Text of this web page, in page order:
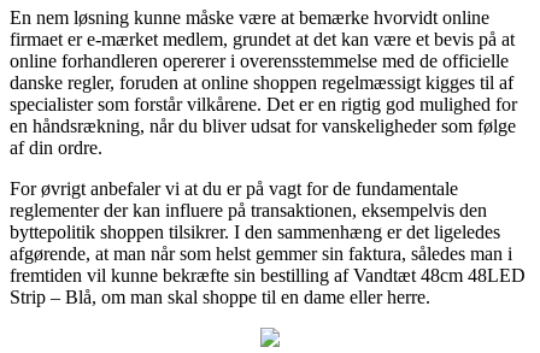
En nem løsning kunne måske være at bemærke hvorvidt online
firmaet er e-mærket medlem, grundet at det kan være et bevis på at
online forhandleren opererer i overensstemmelse med de officielle
danske regler, foruden at online shoppen regelmæssigt kigges til af
specialister som forstår vilkårene. Det er en rigtig god mulighed for
en håndsrækning, når du bliver udsat for vanskeligheder som følge
af din ordre.
For øvrigt anbefaler vi at du er på vagt for de fundamentale
reglementer der kan influere på transaktionen, eksempelvis den
byttepolitik shoppen tilsikrer. I den sammenhæng er det ligeledes
afgørende, at man når som helst gemmer sin faktura, således man i
fremtiden vil kunne bekræfte sin bestilling af Vandtæt 48cm 48LED
Strip – Blå, om man skal shoppe til en dame eller herre.